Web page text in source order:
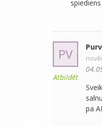
PV
Atbildēt
pa